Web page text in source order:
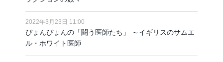
2022年3月23日 11:00
ぴょんぴょんの「闘う医師たち」 ～イギリスのサムエ
ル・ホワイト医師